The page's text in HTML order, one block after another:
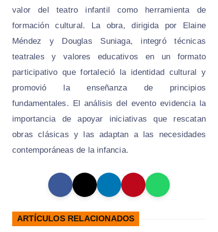
valor del teatro infantil como herramienta de
formación cultural. La obra, dirigida por Elaine
Méndez y Douglas Suniaga, integró técnicas
teatrales y valores educativos en un formato
participativo que fortaleció la identidad cultural y
promovió la enseñanza de principios
fundamentales. El análisis del evento evidencia la
importancia de apoyar iniciativas que rescatan
obras clásicas y las adaptan a las necesidades
contemporáneas de la infancia.
ARTÍCULOS RELACIONADOS